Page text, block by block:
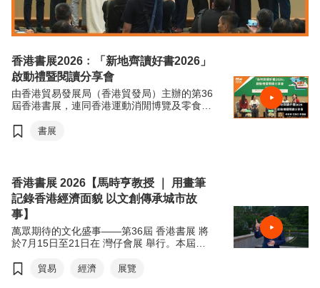
香港書展2026﹕「新地齊讀好書2026」
啟動禮暨閱讀分享會
由香港貿易發展局（香港貿發局）主辦的第36
屆香港書展，連同香港運動消閒博覽及零食世
於香港會議展覽中心舉行。今年三項展覽合共
書展
香港書展 2026【馬時亨教授 ｜ 用畫筆
記錄香港經濟面貌 以文創傳承城市故
事】
萬眾期待的文化盛事——第36屆 香港書展 將
於7月15日至21日在 灣仔會展 舉行。本屆書
領讀者從香港出發，探索世界各地的歷史、文
貿易 經濟 展覽